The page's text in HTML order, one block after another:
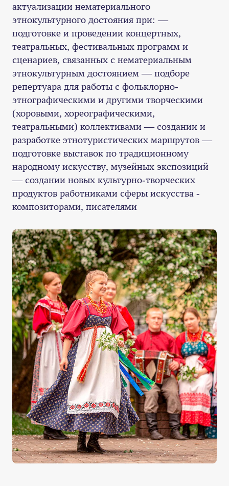
актуализации нематериального
этнокультурного достояния при: —
подготовке и проведении концертных,
театральных, фестивальных программ и
сценариев, связанных с нематериальным
этнокультурным достоянием — подборе
репертуара для работы с фольклорно-
этнографическими и другими творческими
(хоровыми, хореографическими,
театральными) коллективами — создании и
разработке этнотуристических маршрутов —
подготовке выставок по традиционному
народному искусству, музейных экспозиций
— создании новых культурно-творческих
продуктов работниками сферы искусства -
композиторами, писателями